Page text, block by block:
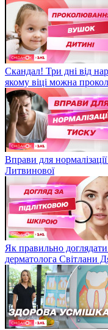
Скандал! Три дні від
якому віці можна
Вправи для
Литвинової
Як правильно
дерматолога Світлани